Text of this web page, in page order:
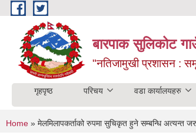
Skip to main content
बारपाक सुलिकोट
"नतिजामुखी प्रशासन :
गृहपृष्ठ परिचय वडा कार्यालयहरु
You are here
Home » मेलमिलापकर्ताको रुपमा सुचिकृत हुने सम्बन्धि अत्यन्त